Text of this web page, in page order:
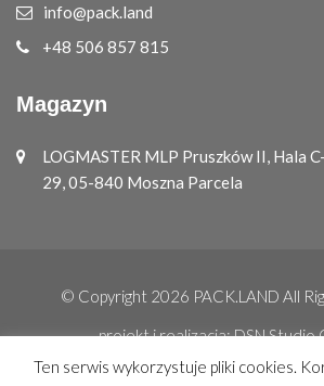
info@pack.land
+48 506 857 815
Magazyn
LOGMASTER MLP Pruszków II, Hala
29, 05-840 Moszna Parcela
© Copyright 2026 PACK.LAND All
projekt i realizacja:DSN Studio
Ten serwis wykorzystuje pliki cookies.